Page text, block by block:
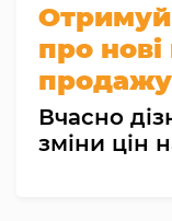
про нові
Вчасно
зміни цін